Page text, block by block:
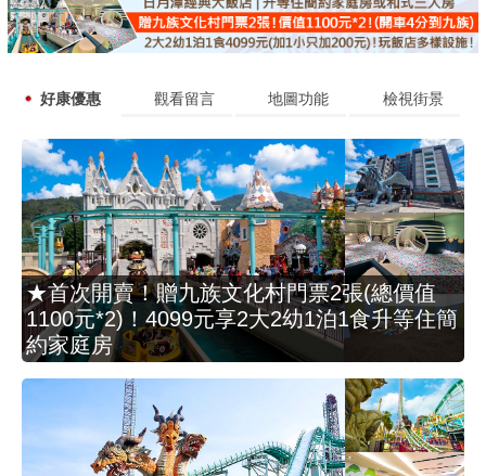
好康優惠 觀看留言 地圖功能 檢視街景
★首次開賣！贈九族文化村門票2張(總價值
1100元*2)！4099元享2大2幼1泊1食升等住簡
約家庭房